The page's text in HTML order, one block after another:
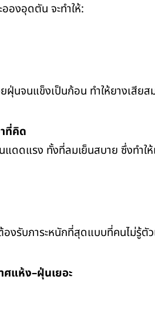
องอุดตัน จะทำให้:
นจนแข็งเป็นก้อน ทำให้ยางเสีย
ที่คิด
แดดแรง ทั้งที่ลมเย็นสบาย ซึ่งทำใ
งรับภาระหนักที่สุดแบบที่คนไม่รู้ตัว
แห้ง–ฝุ่นเยอะ